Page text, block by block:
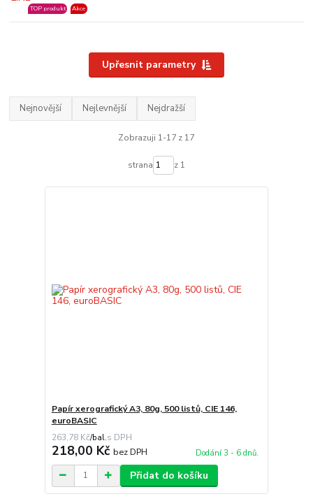
TOP produkt Akce
Upřesnit parametry
Nejnovější Nejlevnější Nejdražší
Zobrazuji 1-17 z 17
strana z 1
Papír xerografický A3, 80g, 500 listů, CIE 146,
euroBASIC
263,78 Kč/bal.
218,00 Kč bez DPH Dodání 3 - 6 dnů.
Přidat do košíku